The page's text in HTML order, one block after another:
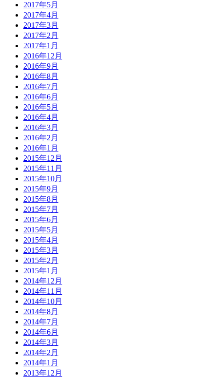
2017年5月
2017年4月
2017年3月
2017年2月
2017年1月
2016年12月
2016年9月
2016年8月
2016年7月
2016年6月
2016年5月
2016年4月
2016年3月
2016年2月
2016年1月
2015年12月
2015年11月
2015年10月
2015年9月
2015年8月
2015年7月
2015年6月
2015年5月
2015年4月
2015年3月
2015年2月
2015年1月
2014年12月
2014年11月
2014年10月
2014年8月
2014年7月
2014年6月
2014年3月
2014年2月
2014年1月
2013年12月